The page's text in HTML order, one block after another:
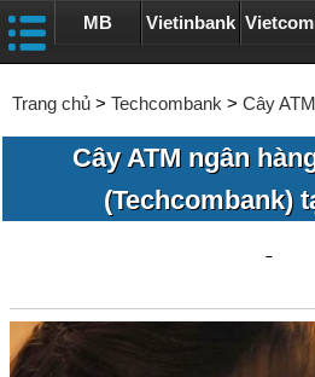
MB Vietinbank
Trang chủ > Techcombank > Cây ATM
Cây ATM ngân
(Techcombank)